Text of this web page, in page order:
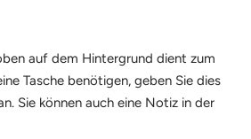
auf dem Hintergrund dient zum
Tasche benötigen, geben Sie dies
Sie können auch eine Notiz in der